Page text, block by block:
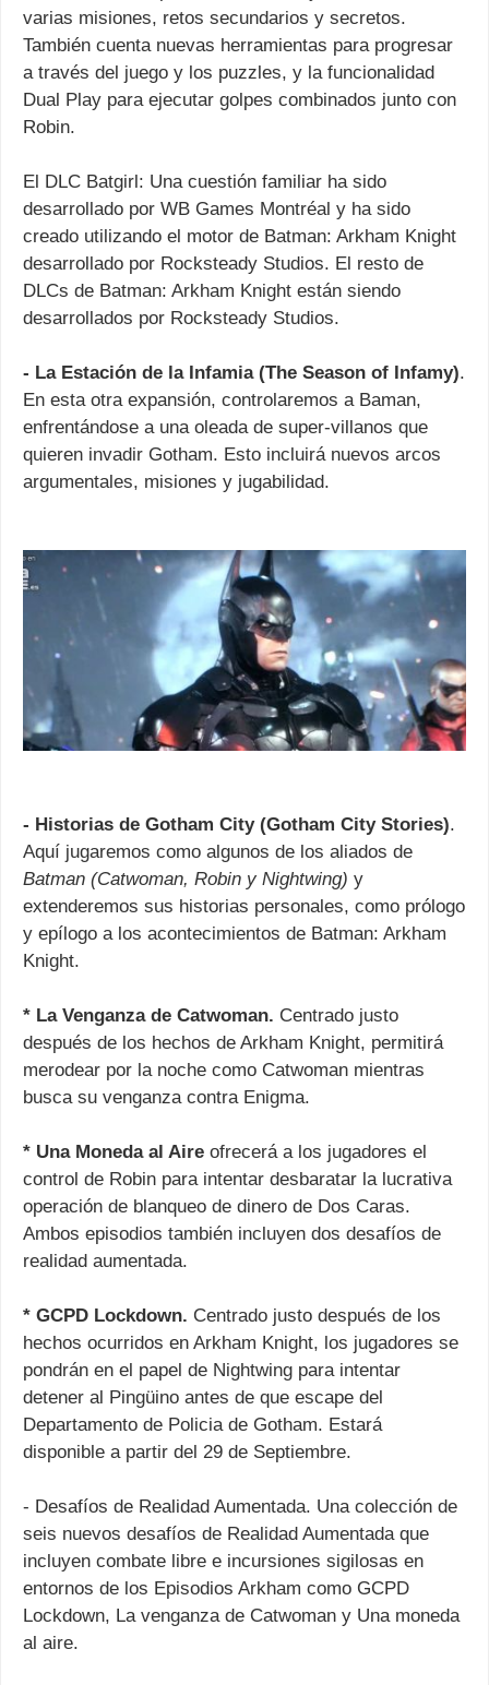
varias misiones, retos secundarios y secretos.
También cuenta nuevas herramientas para progresar
a través del juego y los puzzles, y la funcionalidad
Dual Play para ejecutar golpes combinados junto con
Robin.
El DLC Batgirl: Una cuestión familiar ha sido
desarrollado por WB Games Montréal y ha sido
creado utilizando el motor de Batman: Arkham Knight
desarrollado por Rocksteady Studios. El resto de
DLCs de Batman: Arkham Knight están siendo
desarrollados por Rocksteady Studios.
- La Estación de la Infamia (The Season of Infamy).
En esta otra expansión, controlaremos a Baman,
enfrentándose a una oleada de super-villanos que
quieren invadir Gotham. Esto incluirá nuevos arcos
argumentales, misiones y jugabilidad.
- Historias de Gotham City (Gotham City Stories).
Aquí jugaremos como algunos de los aliados de
Batman (Catwoman, Robin y Nightwing) y
extenderemos sus historias personales, como prólogo
y epílogo a los acontecimientos de Batman: Arkham
Knight.
* La Venganza de Catwoman. Centrado justo
después de los hechos de Arkham Knight, permitirá
merodear por la noche como Catwoman mientras
busca su venganza contra Enigma.
* Una Moneda al Aire ofrecerá a los jugadores el
control de Robin para intentar desbaratar la lucrativa
operación de blanqueo de dinero de Dos Caras.
Ambos episodios también incluyen dos desafíos de
realidad aumentada.
* GCPD Lockdown. Centrado justo después de los
hechos ocurridos en Arkham Knight, los jugadores se
pondrán en el papel de Nightwing para intentar
detener al Pingüino antes de que escape del
Departamento de Policia de Gotham. Estará
disponible a partir del 29 de Septiembre.
- Desafíos de Realidad Aumentada. Una colección de
seis nuevos desafíos de Realidad Aumentada que
incluyen combate libre e incursiones sigilosas en
entornos de los Episodios Arkham como GCPD
Lockdown, La venganza de Catwoman y Una moneda
al aire.